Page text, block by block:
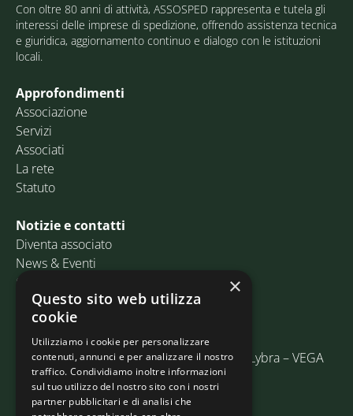
Con oltre 80 anni di attività, ASSOSPED rappresenta e tutela gli
interessi delle imprese di spedizione, offrendo assistenza tecnica
e giuridica, aggiornamento continuo e dialogo con le istituzioni
locali.
Approfondimenti
Associazione
Servizi
Associati
La rete
Statuto
Notizie e contatti
Diventa associato
News & Eventi
Contatti
Email:info@assosped.it
PEC: assospedvenezia@pec.fedespedi.it
Indirizzo: Via delle Industrie, 19/C Edificio Lybra – VEGA
30175 Marghera (VE)
×
Questo sito web utilizza
cookie
Utilizziamo i cookie per personalizzare
contenuti, annunci e per analizzare il nostro
traffico. Condividiamo inoltre informazioni
sul tuo utilizzo del nostro sito con i nostri
partner pubblicitari e di analisi che